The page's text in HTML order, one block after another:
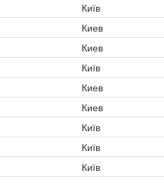
Київ
Киев
Киев
Київ
Киев
Киев
Київ
Київ
Київ